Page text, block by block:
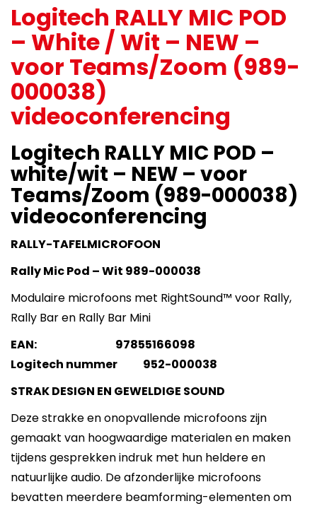
Logitech RALLY MIC POD
– White / Wit – NEW –
voor Teams/Zoom (989-
000038)
videoconferencing
Logitech RALLY MIC POD –
white/wit – NEW – voor
Teams/Zoom (989-000038)
videoconferencing
RALLY-TAFELMICROFOON
Rally Mic Pod – Wit 989-000038
Modulaire microfoons met RightSound™ voor Rally,
Rally Bar en Rally Bar Mini
EAN: 97855166098
Logitech nummer 952-000038
STRAK DESIGN EN GEWELDIGE SOUND
Deze strakke en onopvallende microfoons zijn
gemaakt van hoogwaardige materialen en maken
tijdens gesprekken indruk met hun heldere en
natuurlijke audio. De afzonderlijke microfoons
bevatten meerdere beamforming-elementen om